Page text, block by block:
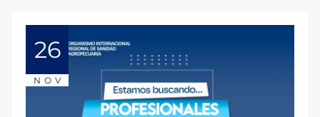
26
NOV